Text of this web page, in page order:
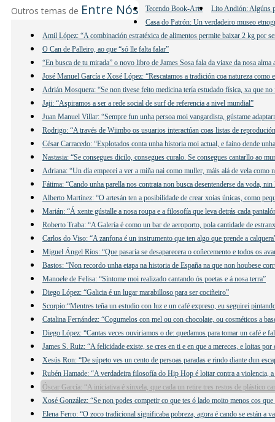
Outros temas de Entre Nós Tecendo Book-Arts
Lito Andión: Algúns
Casa do Patrón: Un verdadeiro museo
Amil López: “A combinación estratéxica de alimentos permite baixar 2 kg por
O Can de Palleiro, ao que “só lle falta falar”
“En busca de tu mirada” o novo libro de James Sosa fala da viaxe da nosa alma
José Manuel García e Xosé López: “Rescatamos a tradición coa natureza como
Adrián Mosquera: “Se non tivese feito medicina tería estudado física, xa que
Jaji: “Aspiramos a ser a rede social de surf de referencia a nivel mundial”
Juan Manuel Villar: “Sempre fun unha persoa moi vangardista, gústame
Rodrigo: “A través de Wiimbo os usuarios interactúan coas listas de
César Carracedo: “Explotados conta unha historia moi actual, e faino dende
Nastasia: “Se consegues dicilo, consegues curalo. Se consegues cantarllo ao
Adriana: “Un día empecei a ver a miña nai como muller, máis alá de vela como
Fátima: “Cando unha parella nos contrata non busca desentenderse da voda,
Alberto Martínez: “O artesán ten a posibilidade de crear xoias únicas, como
Marián: “Á xente gústalle a nosa roupa e a filosofía que leva detrás cada
Roberto Traba: “A Galería é como un bar de aeroporto, pola cantidade de
Carlos do Viso: “A zanfona é un instrumento que ten algo que prende a
Miguel Ángel Ríos: “Que pasaría se desaparecera o coñecemento e todos os
Bastos: “Non recordo unha etapa na historia de España na que non houbese
Manoele de Felisa: “Síntome moi realizado cantando ós poetas e á nosa terra”
Diego López: “Galicia é un lugar marabilloso para ser cociñeiro”
Scorpio:“Mentres teña un estudio con luz e un café expreso, eu seguirei
Catalina Fernández: “Cogumelos con mel ou con chocolate, ou cosméticos a
Diego López: “Cantas veces ouviriamos o de: quedamos para tomar un café e
James S. Ruiz: “A felicidade existe, se cres en ti e en que a mereces, e loitas por
Xesús Ron: “De súpeto ves un cento de persoas paradas e rindo diante dun
Rubén Hamade: “A verdadeira filosofía do Hip Hop é loitar contra a violencia,
Óscar García: “A iniciativa é sinxela, que cada un retire tres restos de plástico
Xosé González: “Se non podes competir co que tes ó lado moito menos cos que
Elena Ferro: “O zoco tradicional significaba pobreza, agora é cando se están a